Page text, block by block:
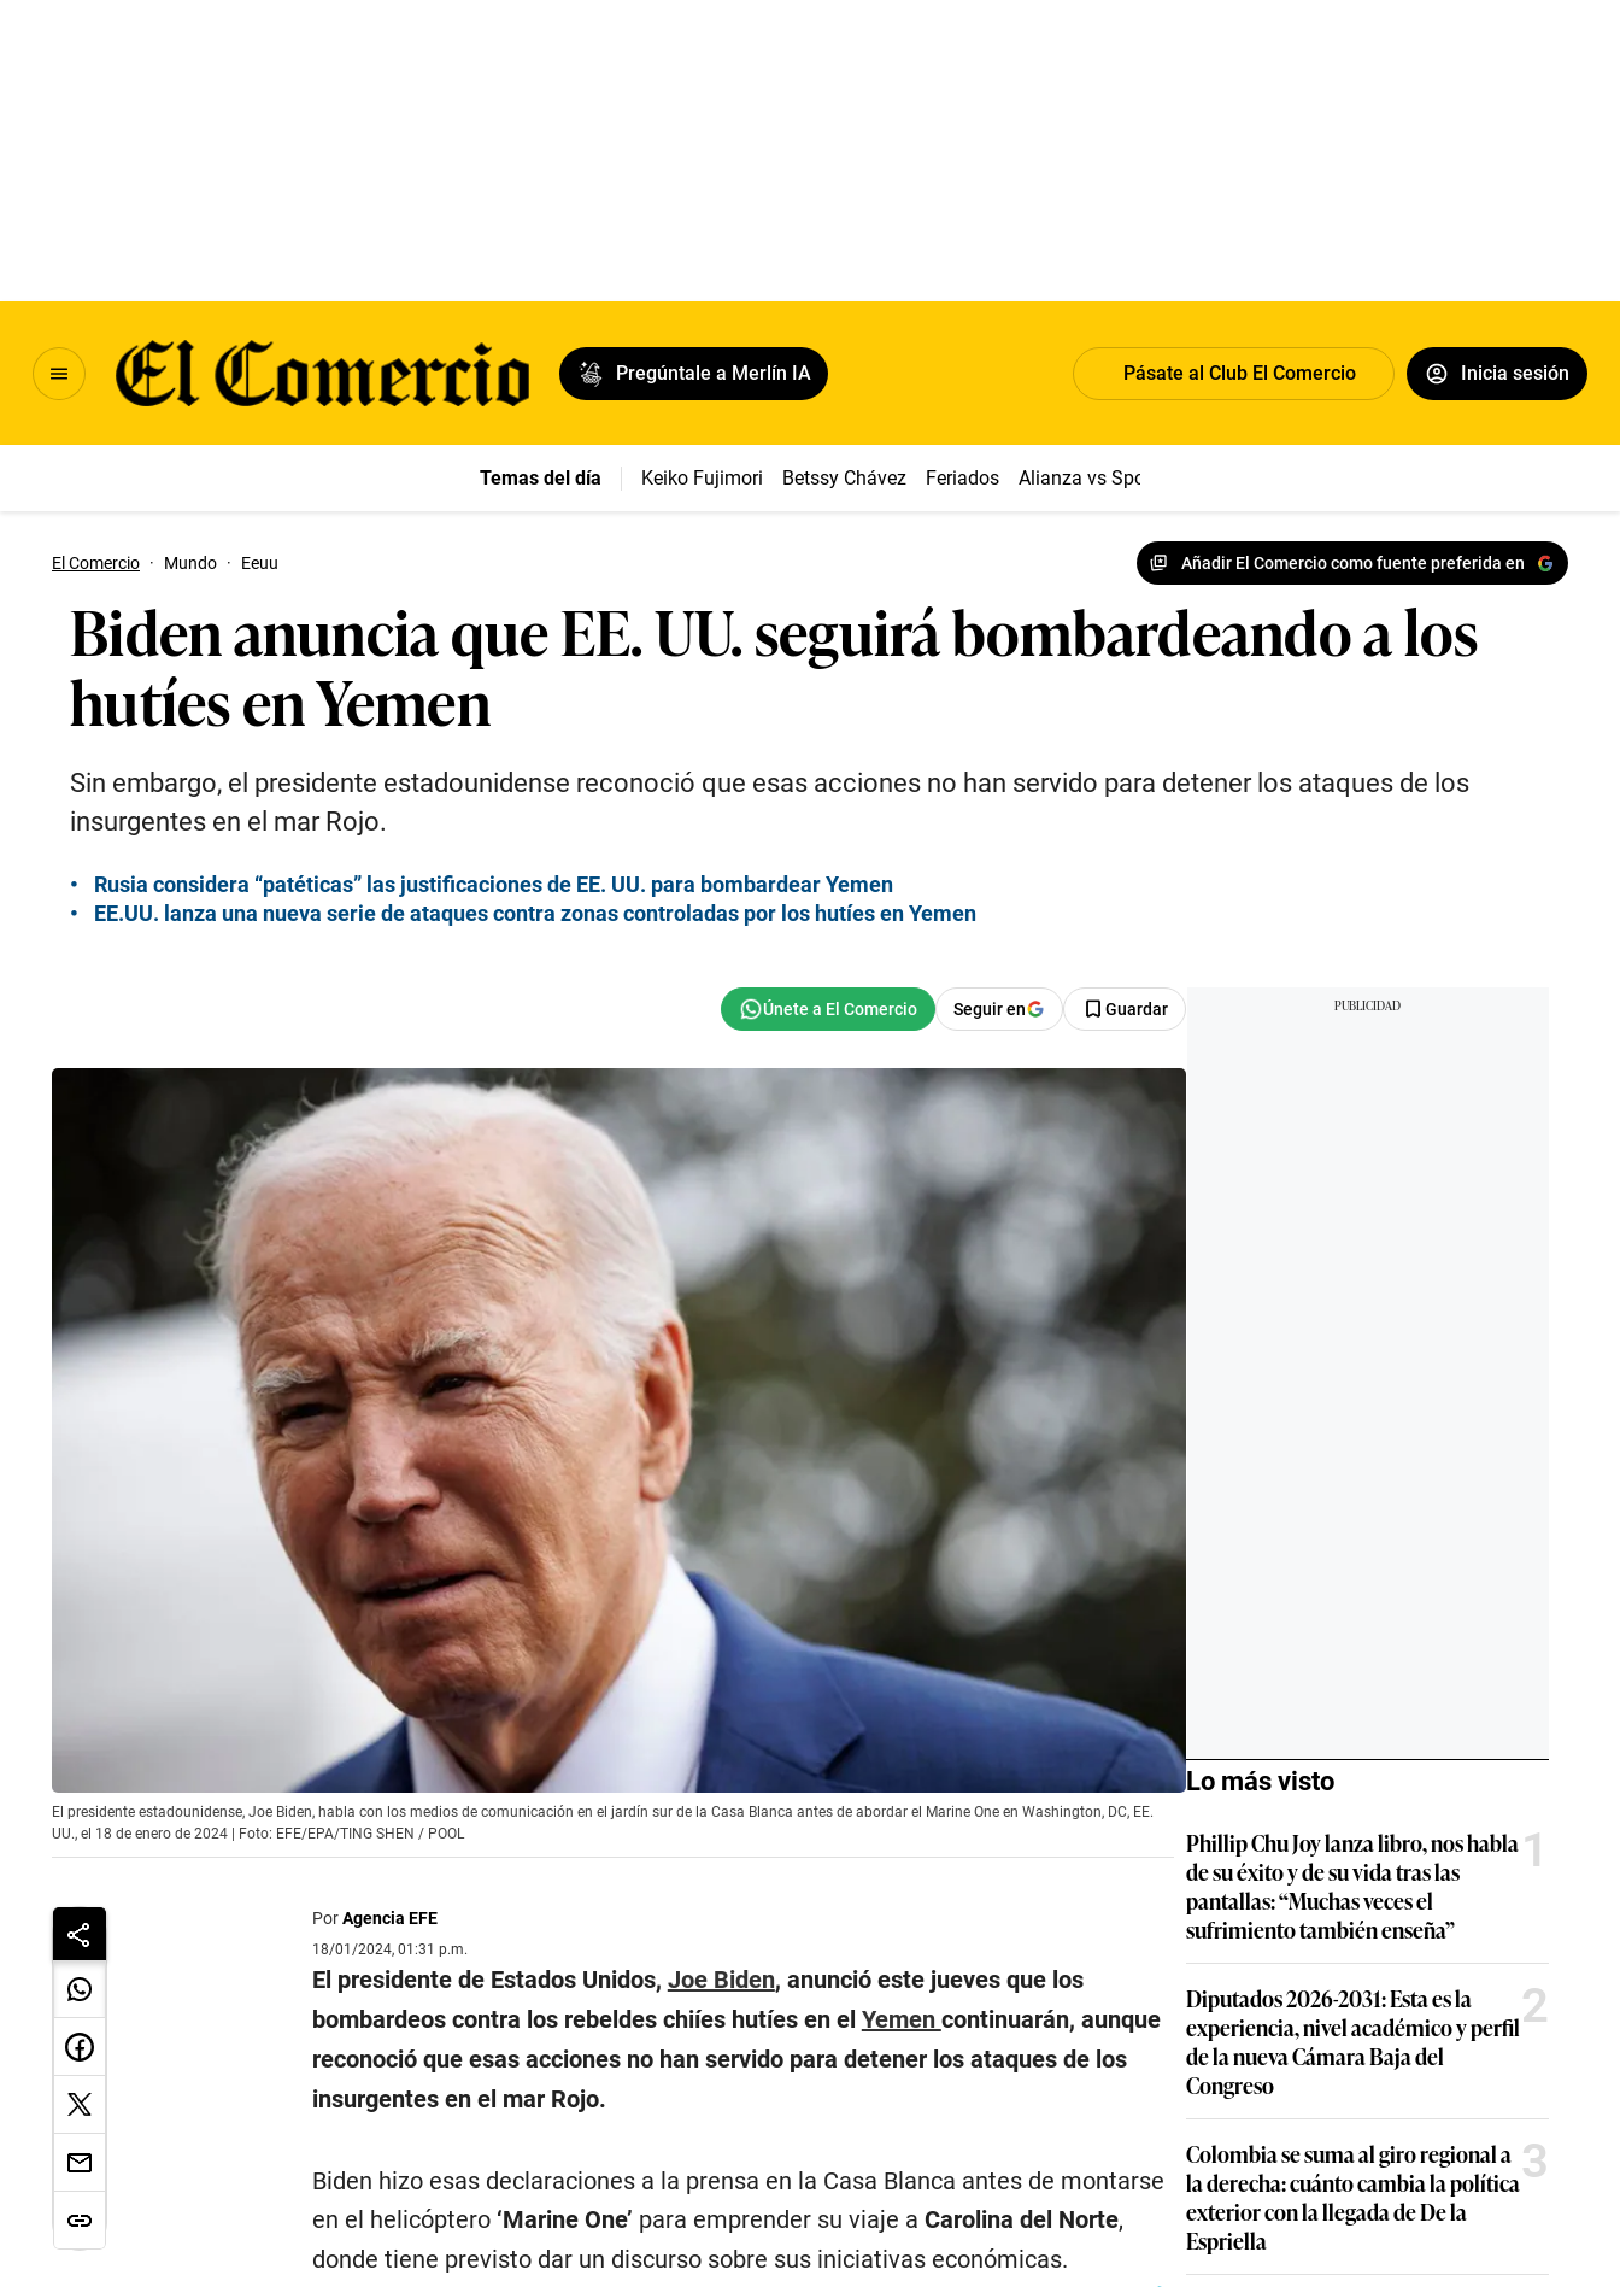
Pregúntale a Merlín IA Pásate al Club El Comercio Inicia sesión
Temas del día Keiko Fujimori Betssy Chávez Feriados Alianza vs Sport Boys
El Comercio · Mundo · Eeuu Añadir El Comercio como fuente preferida en
Biden anuncia que EE. UU. seguirá bombardeando a los
hutíes en Yemen
Sin embargo, el presidente estadounidense reconoció que esas acciones no han servido para detener los ataques de los
insurgentes en el mar Rojo.
Rusia considera “patéticas” las justificaciones de EE. UU. para bombardear Yemen
EE.UU. lanza una nueva serie de ataques contra zonas controladas por los hutíes en Yemen
Seguir en Guardar
El presidente estadounidense, Joe Biden, habla con los medios de comunicación en el jardín sur de la Casa Blanca antes de abordar el Marine One en Washington, DC, EE.
UU., el 18 de enero de 2024 | Foto: EFE/EPA/TING SHEN / POOL
PorAgencia EFE
18/01/2024, 01:31 p.m.
El presidente de Estados Unidos, Joe Biden, anunció este jueves que los
bombardeos contra los rebeldes chiíes hutíes en el Yemen continuarán, aunque
reconoció que esas acciones no han servido para detener los ataques de los
insurgentes en el mar Rojo.
Biden hizo esas declaraciones a la prensa en la Casa Blanca antes de montarse
en el helicóptero ‘Marine One’ para emprender su viaje a Carolina del Norte,
donde tiene previsto dar un discurso sobre sus iniciativas económicas.
Lo más visto
Phillip Chu Joy lanza libro, nos habla
de su éxito y de su vida tras las
pantallas: “Muchas veces el
sufrimiento también enseña”
1
Diputados 2026-2031: Esta es la
experiencia, nivel académico y perfil
de la nueva Cámara Baja del
Congreso
2
Colombia se suma al giro regional a
la derecha: cuánto cambia la política
exterior con la llegada de De la
Espriella
3